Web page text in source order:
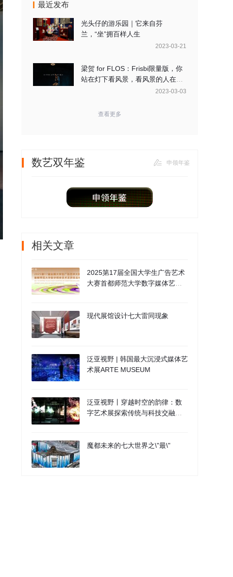
最近发布
光头仔的游乐园｜它来自芬
兰，“坐”拥百样人生
2023-03-21
梁贺 for FLOS：Frisbi限量版，你
站在灯下看风景，看风景的人在灯
2023-03-03
查看更多
数艺双年鉴 申领年鉴
相关文章
2025第17届全国大学生广告艺术
大赛首都师范大学数字媒体艺术
现代展馆设计七大雷同现象
泛亚视野 | 韩国最大沉浸式媒体艺
术展ARTE MUSEUM
泛亚视野丨穿越时空的韵律：数
字艺术展探索传统与科技交融之
魔都未来的七大世界之\"最\"